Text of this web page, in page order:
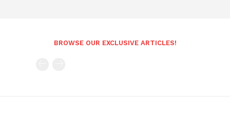
BROWSE OUR EXCLUSIVE ARTICLES!